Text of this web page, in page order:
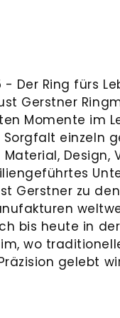
Der Ring fürs
Gerstner
Momente im
einzeln
Design,
Gerstner zu
bis heute in
wo
gelebt